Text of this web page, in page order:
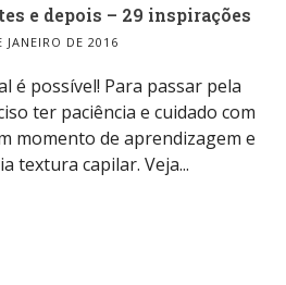
e depois – 29 inspirações
JANEIRO DE 2016
é possível! Para passar pela
ter paciência e cuidado com
momento de aprendizagem e
textura capilar. Veja...